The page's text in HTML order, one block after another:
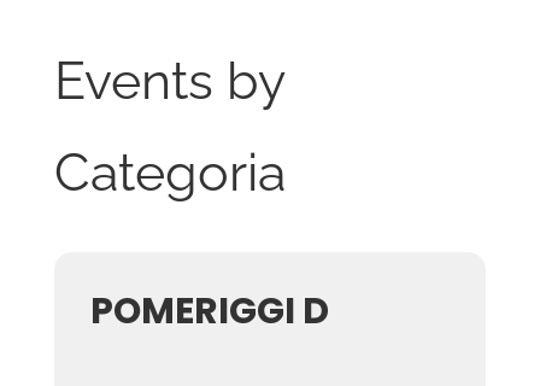
Events by
Categoria
POMERIGGI D